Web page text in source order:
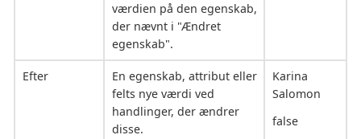
værdien på den egenskab,
der nævnt i "Ændret
egenskab".
Efter
En egenskab, attribut eller
felts nye værdi ved
handlinger, der ændrer
disse.
Karina
Salomon
false